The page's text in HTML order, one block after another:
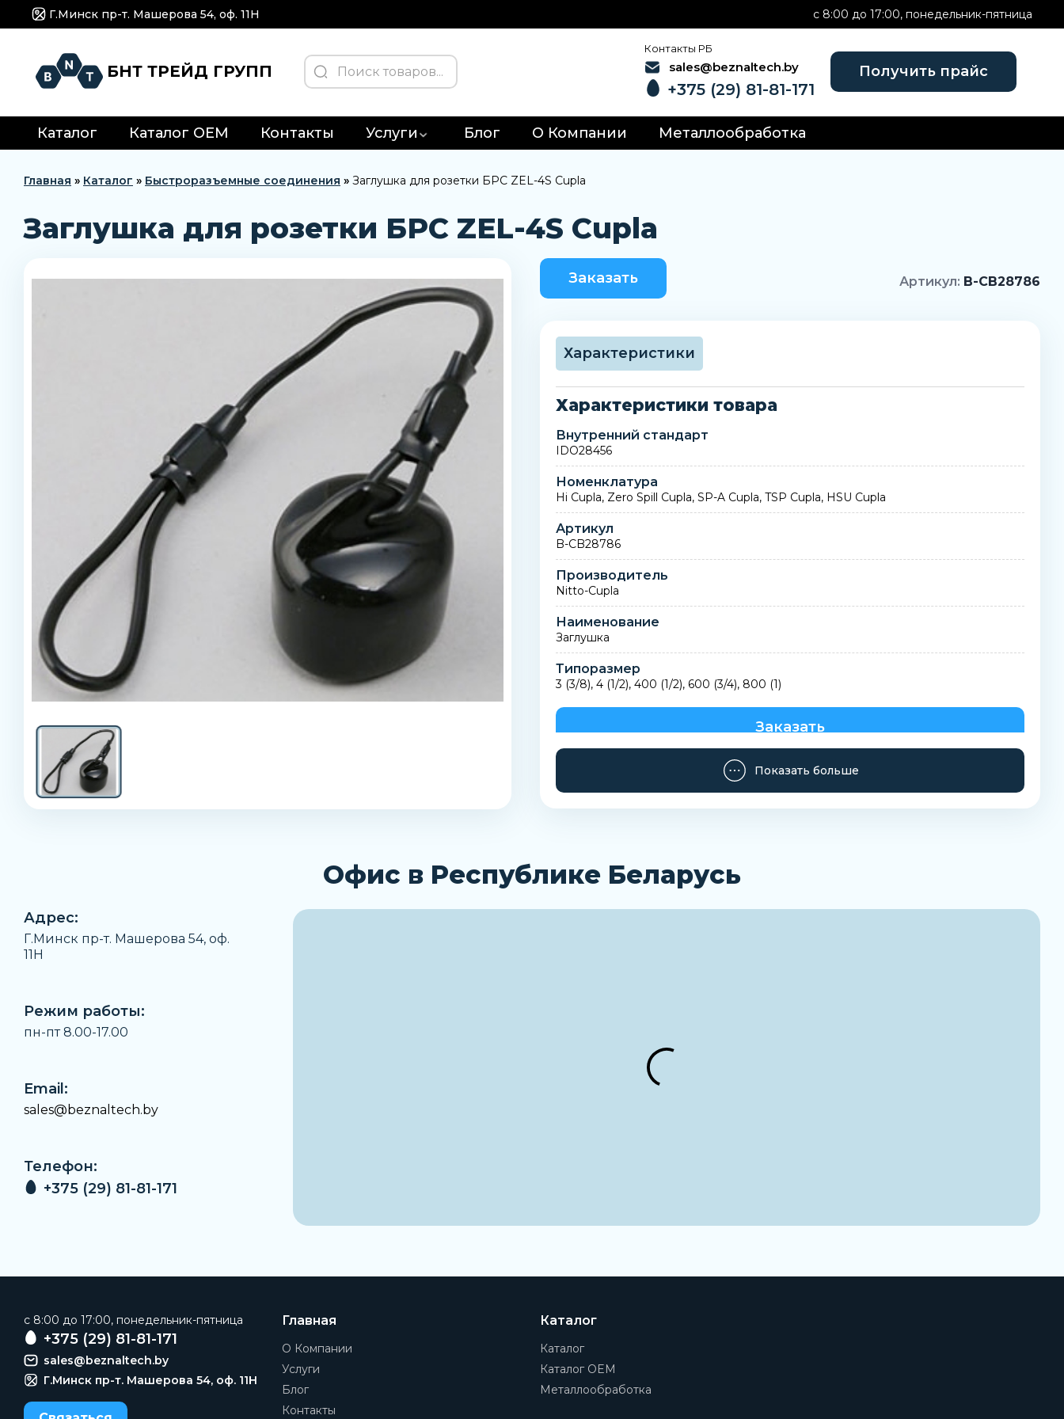
Г.Минск пр-т. Машерова 54, оф. 11H c 8:00 до 17:00, понедельник-пятница
БНТ ТРЕЙД ГРУПП
Контакты РБ
sales@beznaltech.by
+375 (29) 81-81-171
Получить прайс
Каталог Каталог OEM Контакты Услуги Блог О Компании Металлообработка
Главная » Каталог » Быстроразъемные соединения » Заглушка для розетки БРС ZEL-4S Cupla
Заглушка для розетки БРС ZEL-4S Cupla
Заказать Артикул: B-CB28786
Характеристики
Характеристики товара
Внутренний стандарт
IDO28456
Номенклатура
Hi Cupla, Zero Spill Cupla, SP-A Cupla, TSP Cupla, HSU Cupla
Артикул
B-CB28786
Производитель
Nitto-Cupla
Наименование
Заглушка
Типоразмер
3 (3/8), 4 (1/2), 400 (1/2), 600 (3/4), 800 (1)
Заказать
Показать больше
Офис в Республике Беларусь
Адрес:
Г.Минск пр-т. Машерова 54, оф.
11H
Режим работы:
пн-пт 8.00-17.00
Email:
sales@beznaltech.by
Телефон:
+375 (29) 81-81-171
c 8:00 до 17:00, понедельник-пятница
+375 (29) 81-81-171
sales@beznaltech.by
Г.Минск пр-т. Машерова 54, оф. 11H
Главная
О Компании
Услуги
Блог
Контакты
Каталог
Каталог
Каталог OEM
Металлообработка